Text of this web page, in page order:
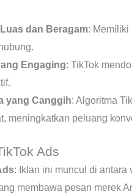
dan Beragam: Memiliki
Engaging: TikTok
yang Canggih: Algoritma
meningkatkan peluang
Ads
: Iklan ini muncul di
membawa pesan merek